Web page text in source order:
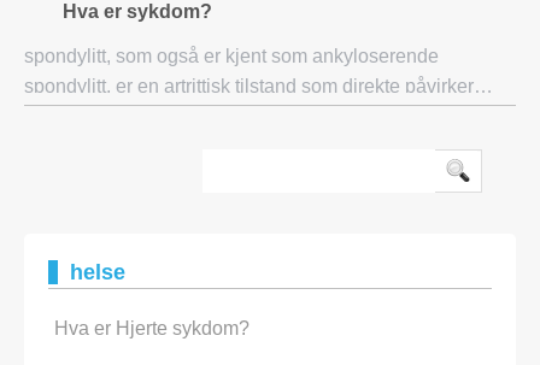
Parkinsons sykdom, forblir han en vo
Hva er sykdom?
spondylitt, som også er kjent som ankyloserende
spondylitt, er en artrittisk tilstand som direkte påvirker
helse
Hva er Hjerte sykdom?